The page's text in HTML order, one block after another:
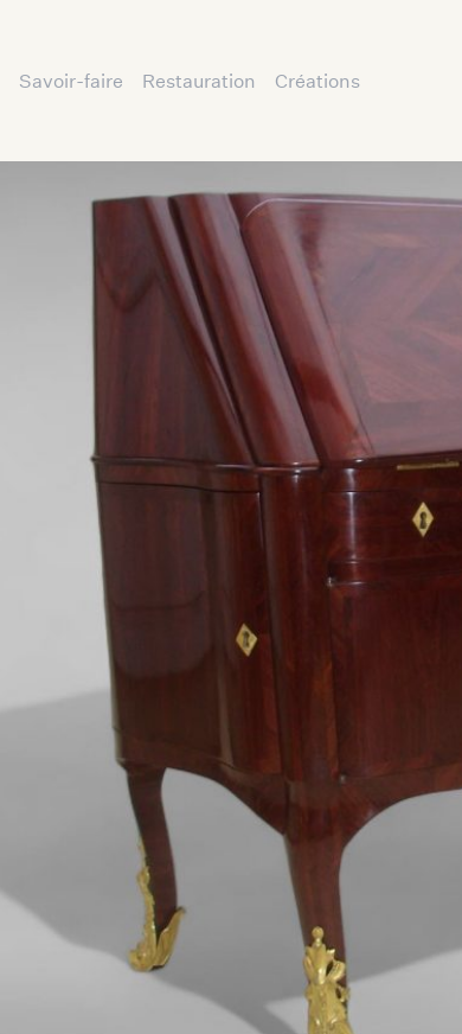
Savoir-faire Restauration Créations